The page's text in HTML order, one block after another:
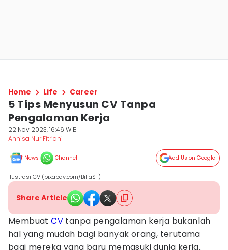
Home Life Career
5 Tips Menyusun CV Tanpa
Pengalaman Kerja
22 Nov 2023, 16:46 WIB
Annisa Nur Fitriani
News Channel Add Us on Google
ilustrasi CV (pixabay.com/BiljaST)
Share Article
MembuatCV tanpa pengalaman kerja bukanlah
hal yang mudah bagi banyak orang, terutama
bagi mereka yang baru memasuki dunia kerja.